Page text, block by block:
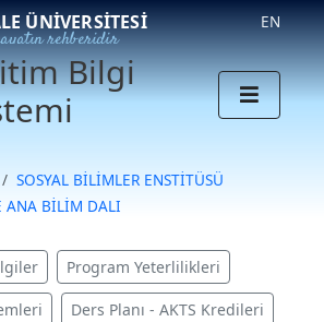
ÜNIVERSITESI
rehberidir
EN
Bilgi
SOSYAL BİLİMLER ENSTİTÜSÜ
ANA BİLİM DALI
Program Yeterlilikleri
Ders Planı - AKTS Kredileri